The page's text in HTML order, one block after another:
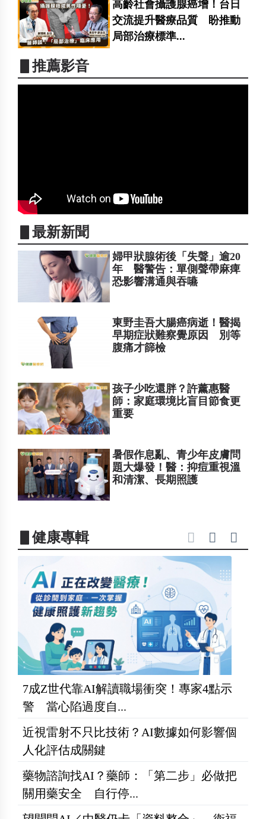
高齡社會攝護腺癌增！台日
交流提升醫療品質 盼推動
局部治療標準...
▋推薦影音
▋最新新聞
婦甲狀腺術後「失聲」逾20
年 醫警告：單側聲帶麻痺
恐影響溝通與吞嚥
東野圭吾大腸癌病逝！醫揭
早期症狀難察覺原因 別等
腹痛才篩檢
孩子少吃還胖？許薰惠醫
師：家庭環境比盲目節食更
重要
暑假作息亂、青少年皮膚問
題大爆發！醫：抑痘重視溫
和清潔、長期照護
▋健康專輯
7成Z世代靠AI解讀職場衝突！專家4點示
警 當心陷過度自...
近視雷射不只比技術？AI數據如何影響個
人化評估成關鍵
藥物諮詢找AI？藥師：「第二步」必做把
關用藥安全 自行停...